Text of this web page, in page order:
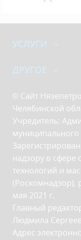
УСЛУГИ
ДРУГОЕ
© Сайт
Челябинской
Учредитель:
муниципального
надзору в
технологий и
(Роскомнадзор),
мая 2021 г.
Главный
Людмила
Адрес